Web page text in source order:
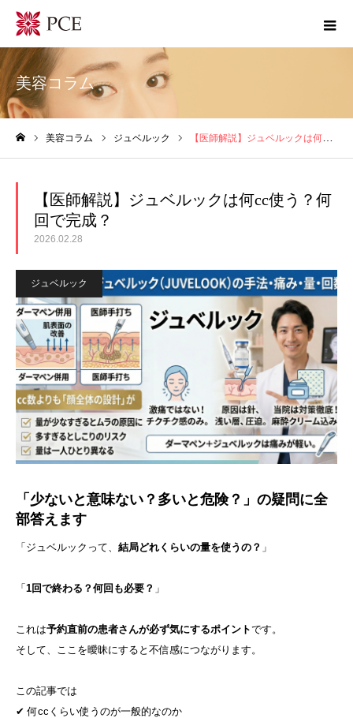
美容コラム
美容コラム ジュベルック 【医師解説】ジュベルックは何cc使う？何回で完成？
【医師解説】ジュベルックは何cc使う？何
回で完成？
2026.02.28
ジュベルック
「少ないと意味ない？多いと危険？」の疑問に全
部答えます
「ジュベルックって、 結局どれくらいの量を使うの？ 」
「 1回で終わる？何回も必要？ 」
これは予約直前の患者さんが必ず気にするポイントです。
そして、ここを曖昧にすると不信感につながります。
この記事では
✔ 何ccくらい使うのが一般的なのか